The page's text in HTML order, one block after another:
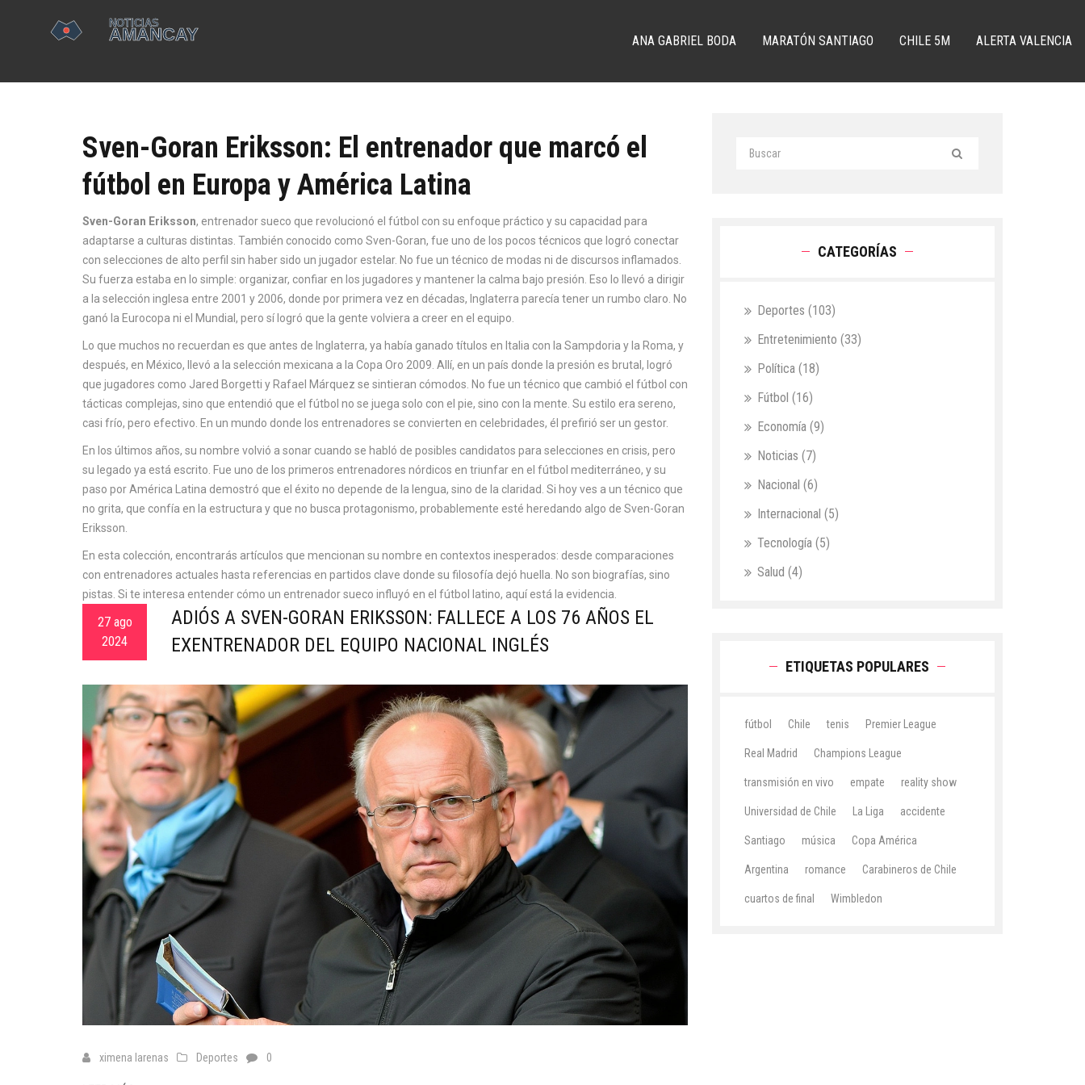
ANA GABRIEL BODA MARATÓN SANTIAGO CHILE 5M ALERTA VALENCIA
Sven-Goran Eriksson: El entrenador que marcó el
fútbol en Europa y América Latina
Sven-Goran Eriksson, entrenador sueco que revolucionó el fútbol con su enfoque práctico y su capacidad para
adaptarse a culturas distintas . También conocido como Sven-Goran, fue uno de los pocos técnicos que logró conectar
con selecciones de alto perfil sin haber sido un jugador estelar. No fue un técnico de modas ni de discursos inflamados.
Su fuerza estaba en lo simple: organizar, confiar en los jugadores y mantener la calma bajo presión. Eso lo llevó a dirigir
a la selección inglesa entre 2001 y 2006, donde por primera vez en décadas, Inglaterra parecía tener un rumbo claro. No
ganó la Eurocopa ni el Mundial, pero sí logró que la gente volviera a creer en el equipo.
Lo que muchos no recuerdan es que antes de Inglaterra, ya había ganado títulos en Italia con la Sampdoria y la Roma, y
después, en México, llevó a la selección mexicana a la Copa Oro 2009. Allí, en un país donde la presión es brutal, logró
que jugadores como Jared Borgetti y Rafael Márquez se sintieran cómodos. No fue un técnico que cambió el fútbol con
tácticas complejas, sino que entendió que el fútbol no se juega solo con el pie, sino con la mente. Su estilo era sereno,
casi frío, pero efectivo. En un mundo donde los entrenadores se convierten en celebridades, él prefirió ser un gestor.
En los últimos años, su nombre volvió a sonar cuando se habló de posibles candidatos para selecciones en crisis, pero
su legado ya está escrito. Fue uno de los primeros entrenadores nórdicos en triunfar en el fútbol mediterráneo, y su
paso por América Latina demostró que el éxito no depende de la lengua, sino de la claridad. Si hoy ves a un técnico que
no grita, que confía en la estructura y que no busca protagonismo, probablemente esté heredando algo de Sven-Goran
Eriksson.
En esta colección, encontrarás artículos que mencionan su nombre en contextos inesperados: desde comparaciones
con entrenadores actuales hasta referencias en partidos clave donde su filosofía dejó huella. No son biografías, sino
pistas. Si te interesa entender cómo un entrenador sueco influyó en el fútbol latino, aquí está la evidencia.
27 ago
2024
ADIÓS A SVEN-GORAN ERIKSSON: FALLECE A LOS 76 AÑOS EL
EXENTRENADOR DEL EQUIPO NACIONAL INGLÉS
ximena larenas Deportes 0
CATEGORÍAS
Deportes (103)
Entretenimiento (33)
Política (18)
Fútbol (16)
Economía (9)
Noticias (7)
Nacional (6)
Internacional (5)
Tecnología (5)
Salud (4)
ETIQUETAS POPULARES
fútbol Chile tenis Premier League
Real Madrid Champions League
transmisión en vivo empate reality show
Universidad de Chile La Liga accidente
Santiago música Copa América
Argentina romance Carabineros de Chile
cuartos de final Wimbledon